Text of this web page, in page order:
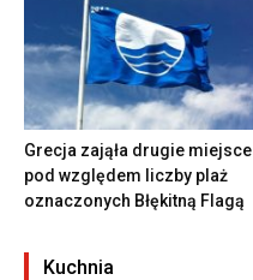
Grecja zająła drugie miejsce
pod względem liczby plaż
oznaczonych Błękitną Flagą
Kuchnia